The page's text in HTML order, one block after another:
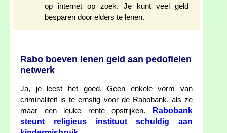
op internet op zoek. Je kunt veel geld
besparen door elders te lenen.
Rabo boeven lenen geld aan pedofielen
netwerk
Ja, je leest het goed. Geen enkele vorm van
criminaliteit is te ernstig voor de Rabobank, als ze
maar een leuke rente opstrijken.
Rabobank
steunt religieus instituut schuldig aan